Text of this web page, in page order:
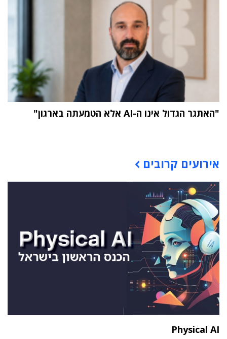
"האתגר הגדול אינו ה-AI אלא הטמעתה בארגון"
אירועים קרובים
Physical AI